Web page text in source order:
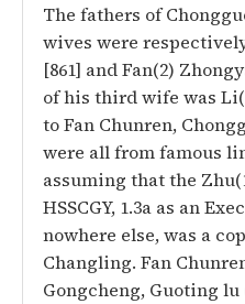
The fathers of
wives were
[861] and Fan(2)
of his third wife was
to Fan Chunren,
were all from famous
assuming that the
HSSCGY, 1.3a as an
nowhere else, was a
Changling. Fan
Gongcheng, Guoting lu